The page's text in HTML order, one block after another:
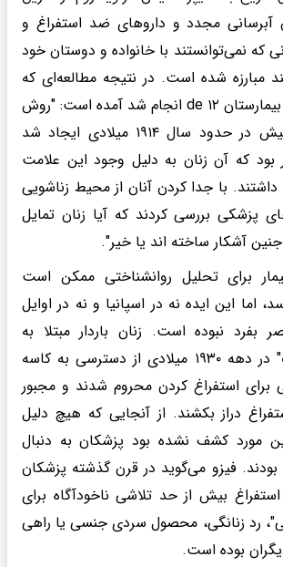
مجدد و دارو‌های ضد استفراغ و
که نمی‌توانستند با خانواده و دوستان خود
مبارزه شده است. در نتیجه مطالعه‌ای که
توسط کارشناسان بیمارستان ۱۲ de انجام شد آمده است: "روش
حبس که کم و بیش در حدود سال ۱۹۱۴ میلادی ایجاد شد
بود که آن زنان به دلیل وجود این علامت
با جدا کردن آنان از محیط زناشویی
پزشکی بررسی کردند که آیا زنان تمایل
آشکار ساخته اند یا خیر".
برای تحلیل روانشناختی ممکن است
اما این ایده نه در اسپانیا و نه در اوایل
بفرد نبوده است. زنان باردار مبتلا به
"استفراغ خطرناک" در دهه ۱۹۳۰ میلادی از دسترسی به کاسه
برای استفراغ کردن محروم شدند و مجبور
دراز بکشند. از آنجایی که هیچ دلیل
مورد کشف نشده بود پزشکان به دنبال
فیزو می‌گوید در قرن گذشته پزشکان
استفراغ بیش از حد تلاشی ناخودآگاه برای
رد زنانگی، محصول سردی جنسی یا راهی
بوده است.